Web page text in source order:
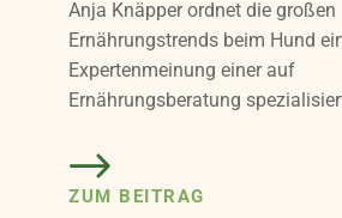
Anja Knäpper ordnet die großen
Ernährungstrends beim Hund
Expertenmeinung einer auf
Ernährungsberatung
ZUM BEITRAG